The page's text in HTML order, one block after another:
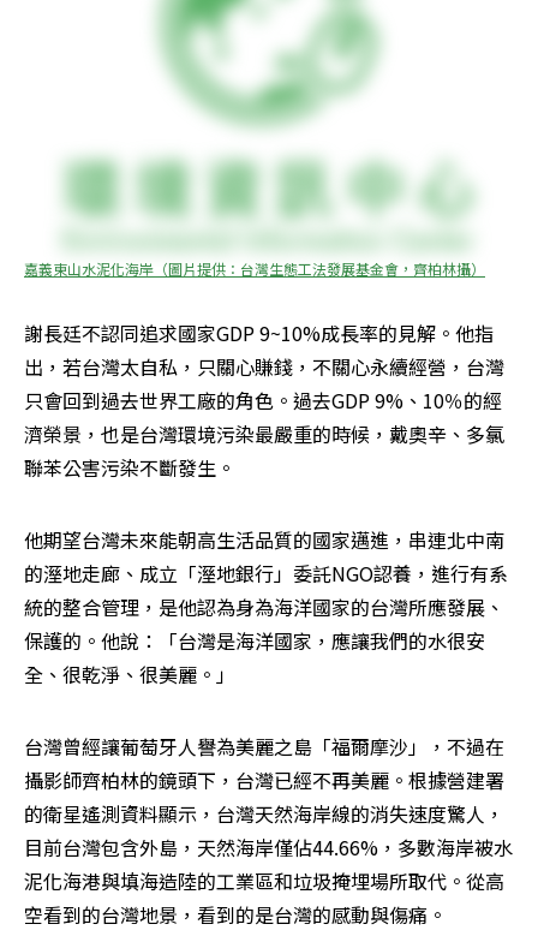
嘉義東山水泥化海岸（圖片提供：台灣生態工法發展基金會，齊柏林攝）
謝長廷不認同追求國家GDP 9~10%成長率的見解。他指
出，若台灣太自私，只關心賺錢，不關心永續經營，台灣
只會回到過去世界工廠的角色。過去GDP 9%、10％的經
濟榮景，也是台灣環境污染最嚴重的時候，戴奧辛、多氯
聯苯公害污染不斷發生。
他期望台灣未來能朝高生活品質的國家邁進，串連北中南
的溼地走廊、成立「溼地銀行」委託NGO認養，進行有系
統的整合管理，是他認為身為海洋國家的台灣所應發展、
保護的。他說：「台灣是海洋國家，應讓我們的水很安
全、很乾淨、很美麗。」
台灣曾經讓葡萄牙人譽為美麗之島「福爾摩沙」，不過在
攝影師齊柏林的鏡頭下，台灣已經不再美麗。根據營建署
的衛星遙測資料顯示，台灣天然海岸線的消失速度驚人，
目前台灣包含外島，天然海岸僅佔44.66%，多數海岸被水
泥化海港與填海造陸的工業區和垃圾掩埋場所取代。從高
空看到的台灣地景，看到的是台灣的感動與傷痛。